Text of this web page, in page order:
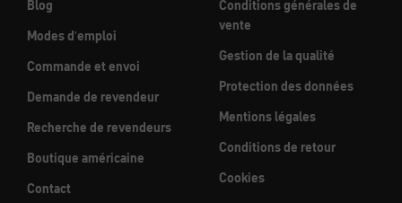
Blog
Modes d'emploi
Commande et envoi
Demande de revendeur
Recherche de revendeurs
Boutique américaine
Contact
Conditions générales de
vente
Gestion de la qualité
Protection des données
Mentions légales
Conditions de retour
Cookies